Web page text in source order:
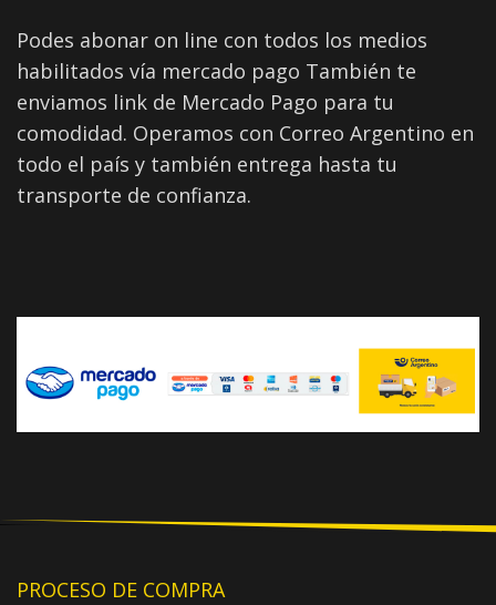
Podes abonar on line con todos los medios
habilitados vía mercado pago También te
enviamos link de Mercado Pago para tu
comodidad. Operamos con Correo Argentino en
todo el país y también entrega hasta tu
transporte de confianza.
PROCESO DE COMPRA